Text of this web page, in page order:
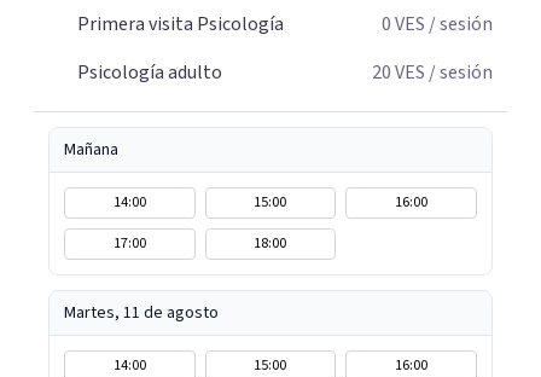
Primera visita Psicología
0VES / sesión
Psicología adulto
20VES / sesión
Mañana
14:00 15:00
16:00
17:00
18:00
Martes, 11 de agosto
14:00 15:00 16:00